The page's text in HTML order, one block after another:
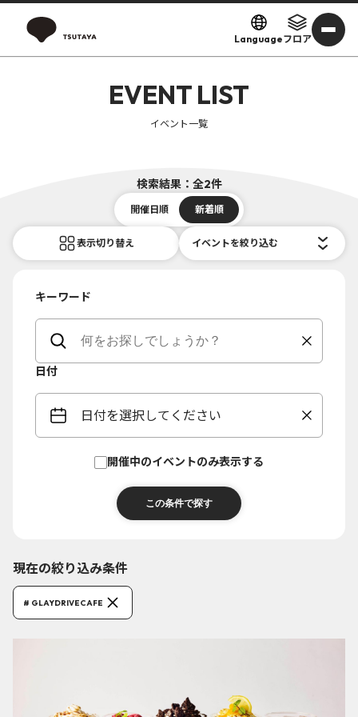
Languageフロア
EVENT LIST
イベント一覧
検索結果：全2件
開催日順 新着順
表示切り替え イベントを絞り込む
キーワード
日付
日付を選択してください
開催中のイベントのみ表示する
現在の絞り込み条件
# GLAYDRIVECAFE